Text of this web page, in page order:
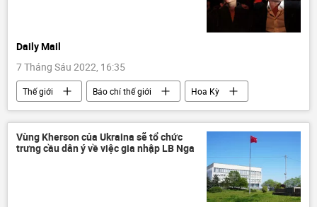
Daily Mail
7 Tháng Sáu 2022, 16:35
Thế giới Báo chí thế giới
Hoa Kỳ
Angelina Jolie
Brad Pitt Nga
Vùng Kherson của Ukraina sẽ tổ chức
trưng cầu dân ý về việc gia nhập LB Nga